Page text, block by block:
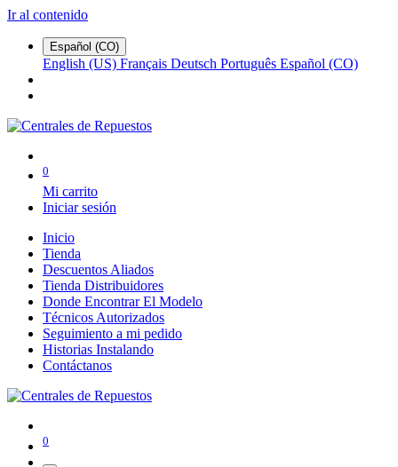
Ir al contenido
Español (CO)
English (US) Français Deutsch Português Español (CO)
0
Mi carrito
Iniciar sesión
Inicio
Tienda
Descuentos Aliados
Tienda Distribuidores
Donde Encontrar El Modelo
Técnicos Autorizados
Seguimiento a mi pedido
Historias Instalando
Contáctanos
0